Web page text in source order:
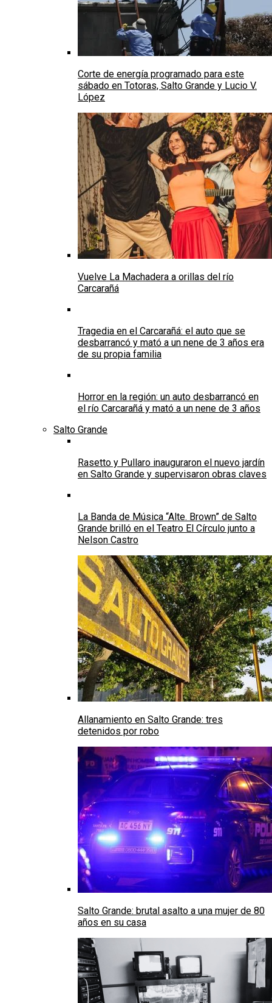
Corte de energía programado para este
sábado en Totoras, Salto Grande y Lucio V.
López
Vuelve La Machadera a orillas del río
Carcarañá
Tragedia en el Carcarañá: el auto que se
desbarrancó y mató a un nene de 3 años era
de su propia familia
Horror en la región: un auto desbarrancó en
el río Carcarañá y mató a un nene de 3 años
Salto Grande
Rasetto y Pullaro inauguraron el nuevo jardín
en Salto Grande y supervisaron obras claves
La Banda de Música “Alte. Brown” de Salto
Grande brilló en el Teatro El Círculo junto a
Nelson Castro
Allanamiento en Salto Grande: tres
detenidos por robo
Salto Grande: brutal asalto a una mujer de 80
años en su casa